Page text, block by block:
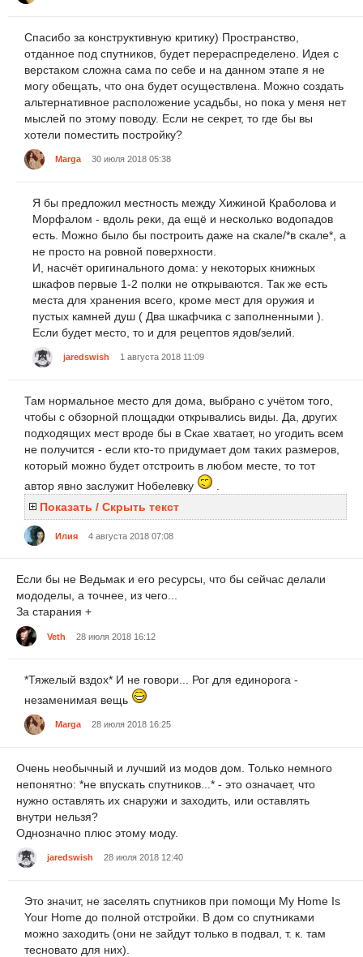
Спасибо за конструктивную критику) Пространство,
отданное под спутников, будет перераспределено. Идея с
верстаком сложна сама по себе и на данном этапе я не
могу обещать, что она будет осуществлена. Можно создать
альтернативное расположение усадьбы, но пока у меня нет
мыслей по этому поводу. Если не секрет, то где бы вы
хотели поместить постройку?
Marga 30 июля 2018 05:38
Я бы предложил местность между Хижиной Краболова и
Морфалом - вдоль реки, да ещё и несколько водопадов
есть. Можно было бы построить даже на скале/*в скале*, а
не просто на ровной поверхности.
И, насчёт оригинального дома: у некоторых книжных
шкафов первые 1-2 полки не открываются. Так же есть
места для хранения всего, кроме мест для оружия и
пустых камней душ ( Два шкафчика с заполненными ).
Если будет место, то и для рецептов ядов/зелий.
jaredswish 1 августа 2018 11:09
Там нормальное место для дома, выбрано с учётом того,
чтобы с обзорной площадки открывались виды. Да, других
подходящих мест вроде бы в Скае хватает, но угодить всем
не получится - если кто-то придумает дом таких размеров,
который можно будет отстроить в любом месте, то тот
автор явно заслужит Нобелевку
Показать / Скрыть текст
Илия 4 августа 2018 07:08
Если бы не Ведьмак и его ресурсы, что бы сейчас делали
мододелы, а точнее, из чего...
За старания +
Veth 28 июля 2018 16:12
*Тяжелый вздох* И не говори... Рог для единорога -
незаменимая вещь
Marga 28 июля 2018 16:25
Очень необычный и лучший из модов дом. Только немного
непонятно: *не впускать спутников...* - это означает, что
нужно оставлять их снаружи и заходить, или оставлять
внутри нельзя?
Однозначно плюс этому моду.
jaredswish 28 июля 2018 12:40
Это значит, не заселять спутников при помощи My Home Is
Your Home до полной отстройки. В дом со спутниками
можно заходить (они не зайдут только в подвал, т. к. там
тесновато для них).